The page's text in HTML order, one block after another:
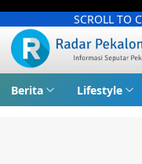
SCROLL TO
Berita Lifestyle